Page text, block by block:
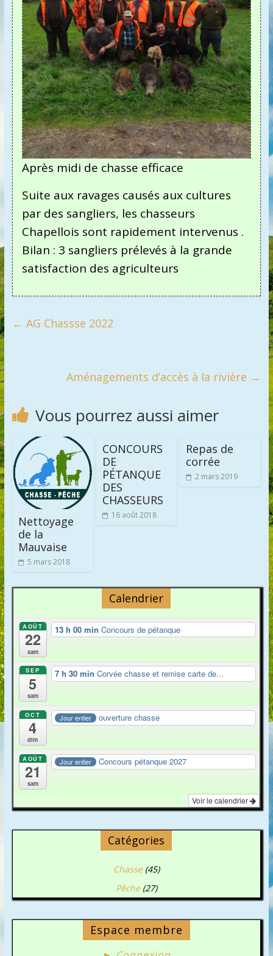
Après midi de chasse efficace
Suite aux ravages causés aux cultures
par des sangliers, les chasseurs
Chapellois sont rapidement intervenus .
Bilan : 3 sangliers prélevés à la grande
satisfaction des agriculteurs
← AG Chassse 2022
Aménagements d’accès à la rivière →
Vous pourrez aussi aimer
Nettoyage
de la
Mauvaise
5 mars 2018
CONCOURS
DE
PÉTANQUE
DES
CHASSEURS
16 août 2018
Repas de
corrée
2 mars 2019
Calendrier
AOÛT
22
sam
13 h 00 minConcours de pétanque
SEP
5
sam
7 h 30 minCorvée chasse et remise carte de...
OCT
4
dim
Jour entier ouverture chasse
AOÛT
21
sam
Jour entier Concours pétanque 2027
Voir le calendrier
Catégories
Chasse(45)
Pêche(27)
Espace membre